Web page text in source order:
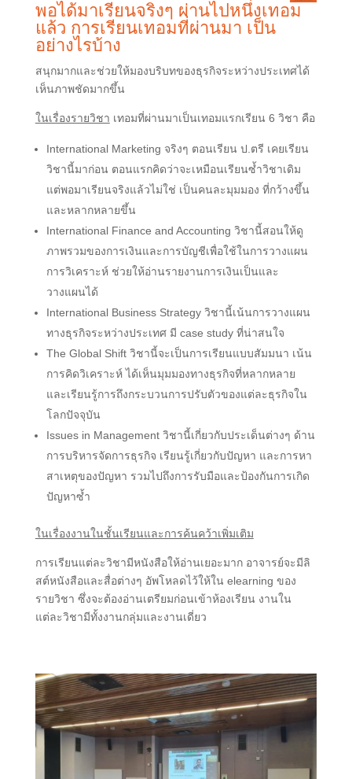
พอได้มาเรียนจริงๆ ผ่านไปหนึ่งเทอม
แล้ว การเรียนเทอมที่ผ่านมา เป็น
อย่างไรบ้าง
สนุกมากและช่วยให้มองบริบทของธุรกิจระหว่างประเทศได้
เห็นภาพชัดมากขึ้น
ในเรื่องรายวิชา เทอมที่ผ่านมาเป็นเทอมแรกเรียน 6 วิชา คือ
International Marketing จริงๆ ตอนเรียน ป.ตรี เคยเรียน
วิชานี้มาก่อน ตอนแรกคิดว่าจะเหมือนเรียนซ้ำวิชาเดิม
แต่พอมาเรียนจริงแล้วไม่ใช่ เป็นคนละมุมมอง ที่กว้างขึ้น
และหลากหลายขึ้น
International Finance and Accounting วิชานี้สอนให้ดู
ภาพรวมของการเงินและการบัญชีเพื่อใช้ในการวางแผน
การวิเคราะห์ ช่วยให้อ่านรายงานการเงินเป็นและ
วางแผนได้
International Business Strategy วิชานี้เน้นการวางแผน
ทางธุรกิจระหว่างประเทศ มี case study ที่น่าสนใจ
The Global Shift วิชานี้จะเป็นการเรียนแบบสัมมนา เน้น
การคิดวิเคราะห์ ได้เห็นมุมมองทางธุรกิจที่หลากหลาย
และเรียนรู้การถึงกระบวนการปรับตัวของแต่ละธุรกิจใน
โลกปัจจุบัน
Issues in Management วิชานี้เกี่ยวกับประเด็นต่างๆ ด้าน
การบริหารจัดการธุรกิจ เรียนรู้เกี่ยวกับปัญหา และการหา
สาเหตุของปัญหา รวมไปถึงการรับมือและป้องกันการเกิด
ปัญหาซ้ำ
ในเรื่องงานในชั้นเรียนและการค้นคว้าเพิ่มเติม
การเรียนแต่ละวิชามีหนังสือให้อ่านเยอะมาก อาจารย์จะมีลิ
สต์หนังสือและสื่อต่างๆ อัพโหลดไว้ให้ใน elearning ของ
รายวิชา ซึ่งจะต้องอ่านเตรียมก่อนเข้าห้องเรียน งานใน
แต่ละวิชามีทั้งงานกลุ่มและงานเดี่ยว